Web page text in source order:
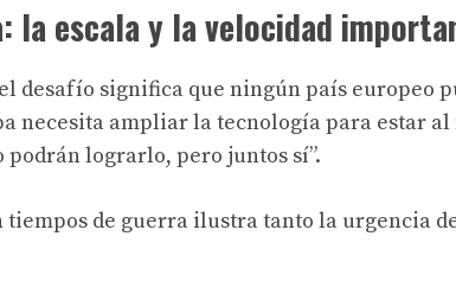
la escala y la velocidad
desafío significa que ningún país europeo
necesita ampliar la tecnología para estar
podrán lograrlo, pero juntos sí”.
tiempos de guerra ilustra tanto la urgencia